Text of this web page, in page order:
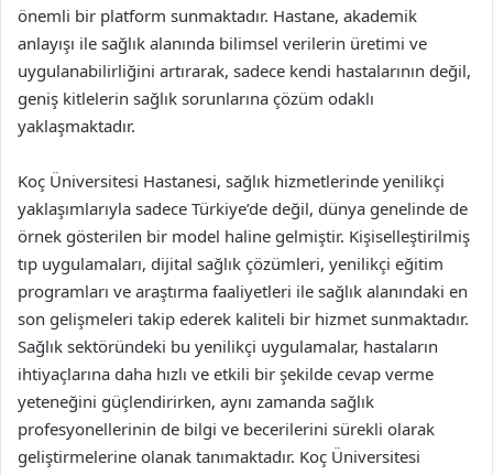
önemli bir platform sunmaktadır. Hastane, akademik
anlayışı ile sağlık alanında bilimsel verilerin üretimi ve
uygulanabilirliğini artırarak, sadece kendi hastalarının değil,
geniş kitlelerin sağlık sorunlarına çözüm odaklı
yaklaşmaktadır.
Koç Üniversitesi Hastanesi, sağlık hizmetlerinde yenilikçi
yaklaşımlarıyla sadece Türkiye’de değil, dünya genelinde de
örnek gösterilen bir model haline gelmiştir. Kişiselleştirilmiş
tıp uygulamaları, dijital sağlık çözümleri, yenilikçi eğitim
programları ve araştırma faaliyetleri ile sağlık alanındaki en
son gelişmeleri takip ederek kaliteli bir hizmet sunmaktadır.
Sağlık sektöründeki bu yenilikçi uygulamalar, hastaların
ihtiyaçlarına daha hızlı ve etkili bir şekilde cevap verme
yeteneğini güçlendirirken, aynı zamanda sağlık
profesyonellerinin de bilgi ve becerilerini sürekli olarak
geliştirmelerine olanak tanımaktadır. Koç Üniversitesi